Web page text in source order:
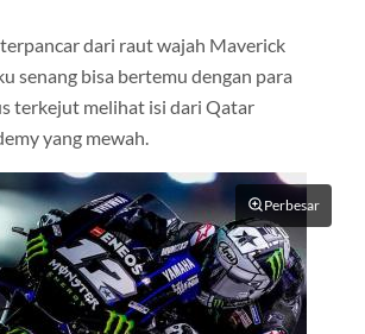
dari raut wajah Maverick
senang bisa bertemu dengan para
terkejut melihat isi dari Qatar
yang mewah.
Perbesar